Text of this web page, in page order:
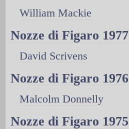
William Mackie
Nozze di Figaro 1977
David Scrivens
Nozze di Figaro 1976
Malcolm Donnelly
Nozze di Figaro 1975